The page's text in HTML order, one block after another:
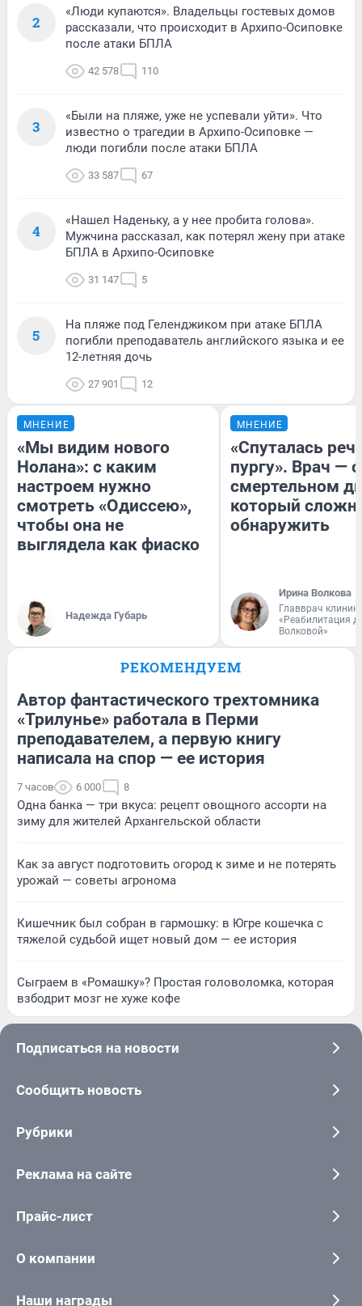
2
«Люди купаются». Владельцы гостевых домов
рассказали, что происходит в Архипо-Осиповке
после атаки БПЛА
42 578 110
3
«Были на пляже, уже не успевали уйти». Что
известно о трагедии в Архипо-Осиповке —
люди погибли после атаки БПЛА
33 587 67
4
«Нашел Наденьку, а у нее пробита голова».
Мужчина рассказал, как потерял жену при атаке
БПЛА в Архипо-Осиповке
31 147 5
5
На пляже под Геленджиком при атаке БПЛА
погибли преподаватель английского языка и ее
12-летняя дочь
27 901 12
МНЕНИЕ
«Мы видим нового
Нолана»: с каким
настроем нужно
смотреть «Одиссею»,
чтобы она не
выглядела как фиаско
Надежда Губарь
МНЕНИЕ
«Спуталась
пургу». Врач — о
смертельном
который
обнаружить
Ирина Волкова
Главврач
«Реабилитация
Волковой»
РЕКОМЕНДУЕМ
Автор фантастического трехтомника
«Трилунье» работала в Перми
преподавателем, а первую книгу
написала на спор — ее история
7 часов 6 000 8
Одна банка — три вкуса: рецепт овощного ассорти на
зиму для жителей Архангельской области
Как за август подготовить огород к зиме и не потерять
урожай — советы агронома
Кишечник был собран в гармошку: в Югре кошечка с
тяжелой судьбой ищет новый дом — ее история
Сыграем в «Ромашку»? Простая головоломка, которая
взбодрит мозг не хуже кофе
Подписаться на новости
Сообщить новость
Рубрики
Реклама на сайте
Прайс-лист
О компании
Наши награды